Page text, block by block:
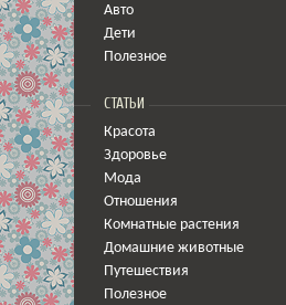
Авто
Дети
Полезное
СТАТЬИ
Красота
Здоровье
Мода
Отношения
Комнатные растения
Домашние животные
Путешествия
Полезное